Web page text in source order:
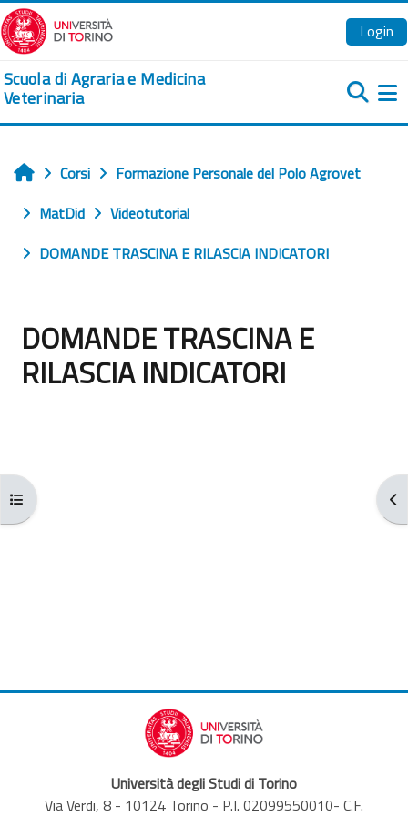
Vai al contenuto principale
Login
Scuola di Agraria e Medicina
Veterinaria
Apri indice del corso
Home
Corsi
Formazione Personale del Polo Agrovet
MatDid
Videotutorial
DOMANDE TRASCINA E RILASCIA INDICATORI
DOMANDE TRASCINA E
RILASCIA INDICATORI
Università degli Studi di Torino
Via Verdi, 8 - 10124 Torino - P.I. 02099550010- C.F.